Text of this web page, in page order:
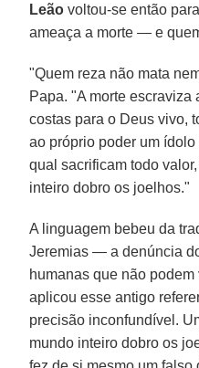
Leão voltou-se então
ameaça a morte — e
"Quem reza não mata
Papa. "A morte
costas para o Deus vivo,
ao próprio poder um
qual sacrificam todo
inteiro dobro os joelhos."
A linguagem bebeu da
Jeremias — a denúncia
humanas que não podem
aplicou esse antigo
precisão inconfundível.
mundo inteiro dobro os